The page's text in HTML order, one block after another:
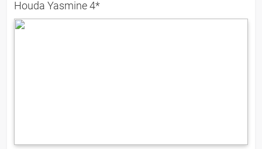
Houda Yasmine 4*